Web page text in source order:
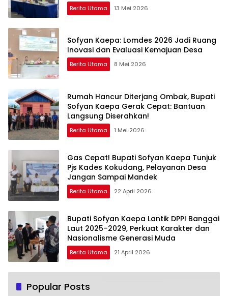
Berita Utama 13 Mei 2026
Sofyan Kaepa: Lomdes 2026 Jadi Ruang
Inovasi dan Evaluasi Kemajuan Desa
Berita Utama 8 Mei 2026
Rumah Hancur Diterjang Ombak, Bupati
Sofyan Kaepa Gerak Cepat: Bantuan
Langsung Diserahkan!
Berita Utama 1 Mei 2026
Gas Cepat! Bupati Sofyan Kaepa Tunjuk
Pjs Kades Kokudang, Pelayanan Desa
Jangan Sampai Mandek
Berita Utama 22 April 2026
Bupati Sofyan Kaepa Lantik DPPI Banggai
Laut 2025–2029, Perkuat Karakter dan
Nasionalisme Generasi Muda
Berita Utama 21 April 2026
Popular Posts